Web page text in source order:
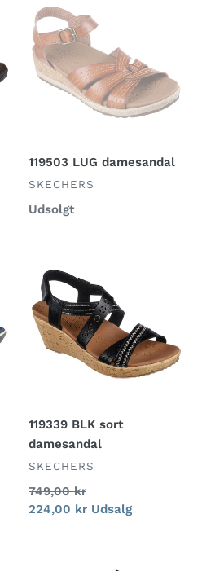
LUG
damesandal
119503 LUG damesandal
FORHANDLER
SKECHERS
Normalpris
Udsolgt
BLK
sort
damesandal
119339 BLK sort
damesandal
FORHANDLER
SKECHERS
Normalpris
749,00 kr
Udsalgspris
224,00 kr Udsalg